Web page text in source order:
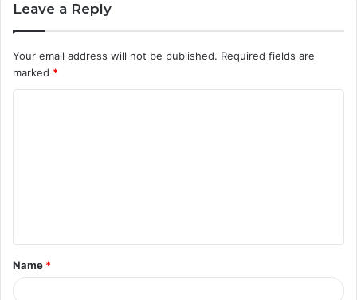
Leave a Reply
Your email address will not be published. Required fields are
marked *
t
*
Name *